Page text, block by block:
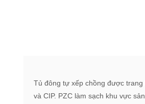
Tủ đông tự xếp chồng được
và CIP. PZC làm sạch khu vực